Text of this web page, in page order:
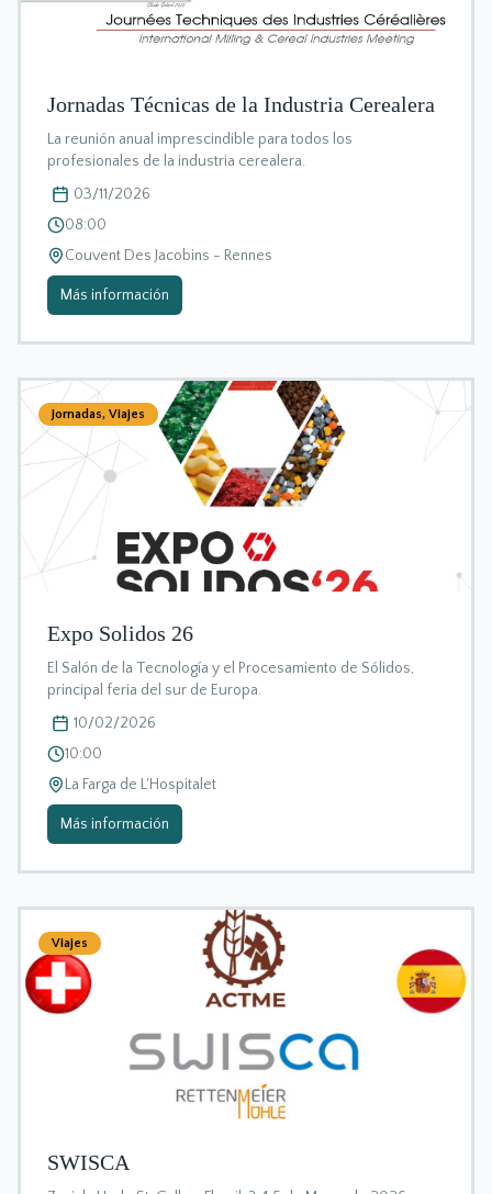
Jornadas Técnicas de la Industria Cerealera
La reunión anual imprescindible para todos los
profesionales de la industria cerealera.
03/11/2026
08:00
Couvent Des Jacobins - Rennes
Más información
Jornadas, Viajes
Expo Solidos 26
El Salón de la Tecnología y el Procesamiento de Sólidos,
principal feria del sur de Europa.
10/02/2026
10:00
La Farga de L'Hospitalet
Más información
Viajes
SWISCA